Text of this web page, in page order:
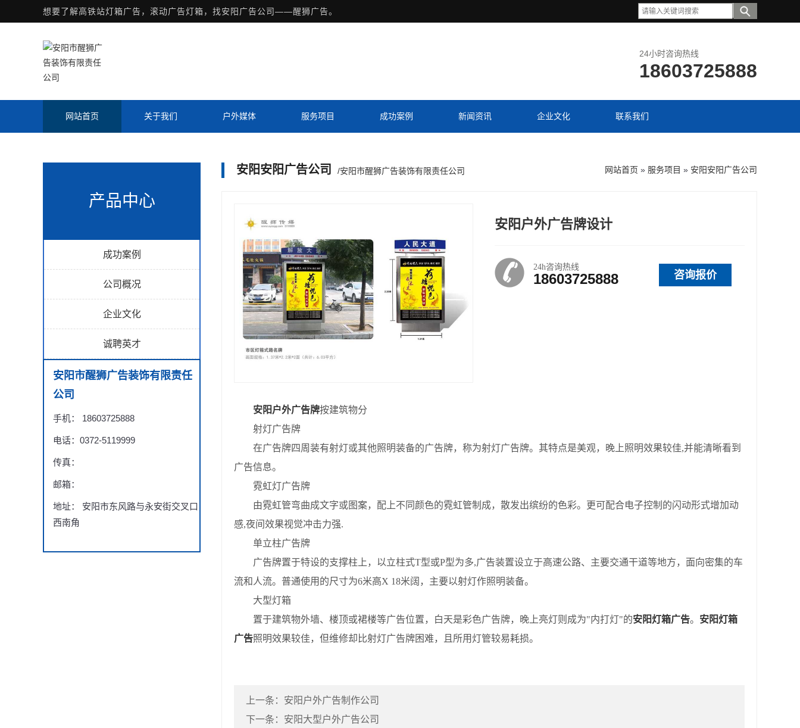
想要了解高铁站灯箱广告，滚动广告灯箱，找安阳广告公司——醒狮广告。
24小时咨询热线
18603725888
网站首页 关于我们 户外媒体 服务项目 成功案例 新闻资讯 企业文化 联系我们
产品中心
成功案例
公司概况
企业文化
诚聘英才
安阳市醒狮广告装饰有限责任
公司
手机： 18603725888
电话：0372-5119999
传真：
邮箱：
地址： 安阳市东风路与永安街交叉口
西南角
安阳安阳广告公司 /安阳市醒狮广告装饰有限责任公司 网站首页 » 服务项目 » 安阳安阳广告公司
安阳户外广告牌设计
咨询报价
24h咨询热线
18603725888
安阳户外广告牌按建筑物分
射灯广告牌
在广告牌四周装有射灯或其他照明装备的广告牌，称为射灯广告牌。其特点是美观，晚上照明效果较佳,并能清晰看到
广告信息。
霓虹灯广告牌
由霓虹管弯曲成文字或图案，配上不同颜色的霓虹管制成，散发出缤纷的色彩。更可配合电子控制的闪动形式增加动
感,夜间效果视觉冲击力强.
单立柱广告牌
广告牌置于特设的支撑柱上，以立柱式T型或P型为多,广告装置设立于高速公路、主要交通干道等地方，面向密集的车
流和人流。普通使用的尺寸为6米高X 18米阔，主要以射灯作照明装备。
大型灯箱
置于建筑物外墙、楼顶或裙楼等广告位置，白天是彩色广告牌，晚上亮灯则成为"内打灯"的安阳灯箱广告。 安阳灯箱
广告照明效果较佳，但维修却比射灯广告牌困难，且所用灯管较易耗损。
上一条： 安阳户外广告制作公司
下一条： 安阳大型户外广告公司